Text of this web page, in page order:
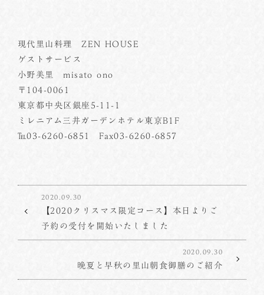
現代里山料理 ZEN HOUSE
ゲストサービス
小野美里 misato ono
〒104-0061
東京都中央区銀座5-11-1
ミレニアム三井ガーデンホテル東京B1F
℡03-6260-6851 Fax03-6260-6857
2020.09.30
【2020クリスマス限定コース】本日よりご
予約の受付を開始いたしました
2020.09.30
晩夏と早秋の里山朝食御膳のご紹介